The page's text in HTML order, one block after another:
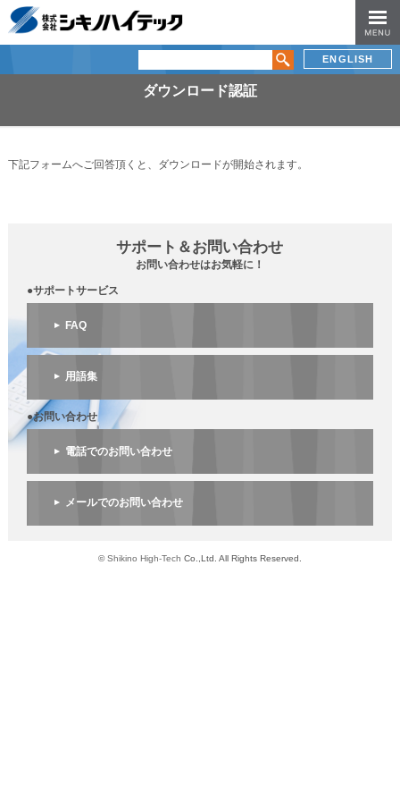
ENGLISH
ダウンロード認証
下記フォームへご回答頂くと、ダウンロードが開始されます。
サポート＆お問い合わせ
お問い合わせはお気軽に！
●サポートサービス
FAQ
用語集
●お問い合わせ
電話でのお問い合わせ
メールでのお問い合わせ
©Shikino High-Tech Co.,Ltd. All Rights Reserved.